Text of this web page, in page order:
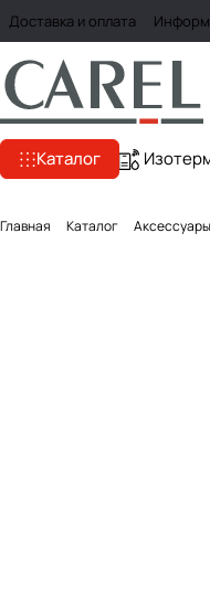
Доставка и оплата
Каталог
Главная Каталог